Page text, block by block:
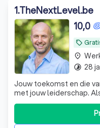
1.TheNextLevel.be
local_offer
10,0
Jouw toekomst en die
met jouw leiderschap.
coaching dé manier om
persoonlijk én met je
place
timelapse 28